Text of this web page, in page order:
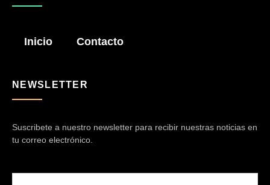
Inicio Contacto
NEWSLETTER
Suscribete a nuestro newsletter para recibir nuestras noticias en
tu correo electrónico.